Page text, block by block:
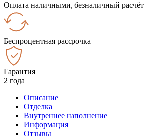
Оплата наличными, безналичный расчёт
Беспроцентная рассрочка
Гарантия
2 года
Описание
Отделка
Внутреннее наполнение
Информация
Отзывы